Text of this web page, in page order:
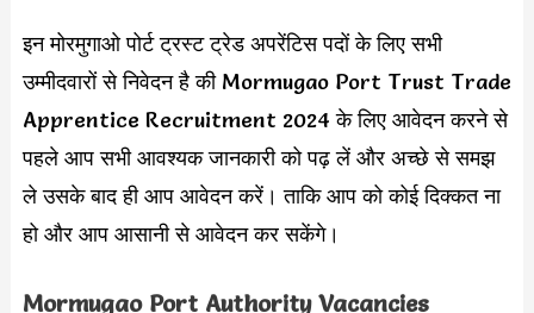
इन मोरमुगाओ पोर्ट ट्रस्ट ट्रेड अपरेंटिस पदों के लिए सभी
उम्मीदवारों से निवेदन है की Mormugao Port Trust Trade
Apprentice Recruitment 2024 के लिए आवेदन करने से
पहले आप सभी आवश्यक जानकारी को पढ़ लें और अच्छे से समझ
ले उसके बाद ही आप आवेदन करें। ताकि आप को कोई दिक्कत ना
हो और आप आसानी से आवेदन कर सकेंगे।
Mormugao Port Authority Vacancies